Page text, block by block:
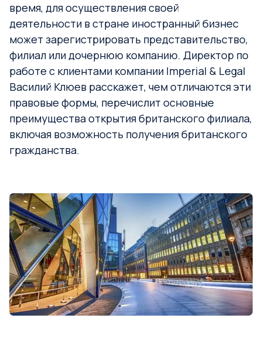
время, для осуществления своей
деятельности в стране иностранный бизнес
может зарегистрировать представительство,
филиал или дочернюю компанию. Директор по
работе с клиентами компании Imperial & Legal
Василий Клюев расскажет, чем отличаются эти
правовые формы, перечислит основные
преимущества открытия британского филиала,
включая возможность получения британского
гражданства.